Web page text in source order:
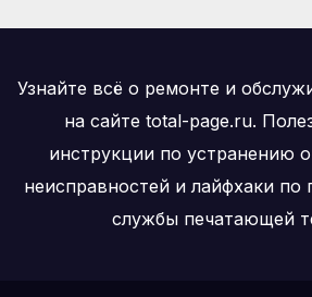
Узнайте всё о ремонте и
на сайте total-page.ru.
инструкции по устранению
неисправностей и лайфхаки
службы печатающей